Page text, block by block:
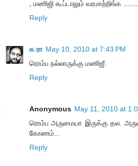
, மணிஜி கூப்டாலும் வரமாற்றிங்க
Reply
க ரா May 10, 2010 at 7:43 PM
ரொம்ப நல்லாருக்கு மணிஜீ.
Reply
Anonymous May 11, 2010 at
ரொம்ப அருமையா இருக்கு தல.
கோணம்...
Reply